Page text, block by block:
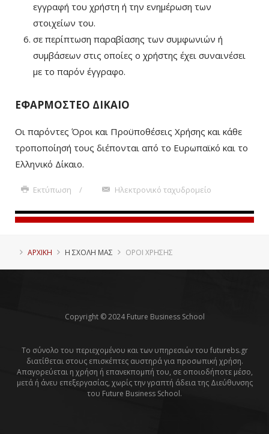
εγγραφή του χρήστη ή την ενημέρωση των
στοιχείων του.
σε περίπτωση παραβίασης των συμφωνιών ή
συμβάσεων στις οποίες ο χρήστης έχει συναινέσει
με το παρόν έγγραφο.
ΕΦΑΡΜΟΣΤΕΟ ΔΙΚΑΙΟ
Οι παρόντες Όροι και Προϋποθέσεις Χρήσης και κάθε
τροποποίησή τους διέπονται από το Ευρωπαϊκό και το
Ελληνικό Δίκαιο.
Εκτύπωση Ηλεκτρονικό ταχυδρομείο
ΑΡΧΙΚΗ Η ΣΧΟΛΗ ΜΑΣ ΟΡΟΙ ΧΡΗΣΗΣ
Copyright © 2024 Future Business School
Το σύνολο του περιεχομένου και των υπηρεσιών του futurebs.gr
διατίθεται στους επισκέπτες αυστηρά για προσωπική χρήση.
Απαγορεύεται η χρήση ή επανεκπομπή του, σε οποιοδήποτε μέσο,
μετά ή άνευ επεξεργασίας, χωρίς την γραπτή άδεια της Διεύθυνσης
του Future Business School.